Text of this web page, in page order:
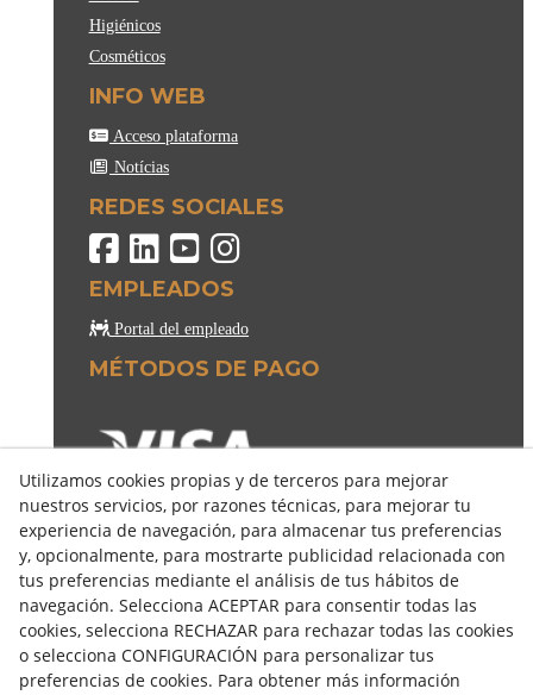
Higiénicos
Cosméticos
INFO WEB
Acceso plataforma
Notícias
REDES SOCIALES
EMPLEADOS
Portal del empleado
MÉTODOS DE PAGO
Utilizamos cookies propias y de terceros para mejorar
nuestros servicios, por razones técnicas, para mejorar tu
experiencia de navegación, para almacenar tus preferencias
y, opcionalmente, para mostrarte publicidad relacionada con
tus preferencias mediante el análisis de tus hábitos de
navegación. Selecciona ACEPTAR para consentir todas las
cookies, selecciona RECHAZAR para rechazar todas las cookies
o selecciona CONFIGURACIÓN para personalizar tus
preferencias de cookies. Para obtener más información